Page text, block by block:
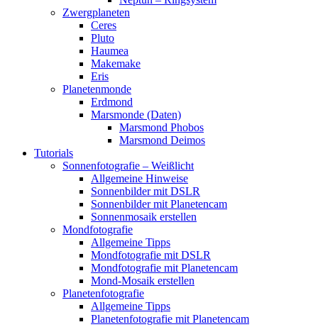
Zwergplaneten
Ceres
Pluto
Haumea
Makemake
Eris
Planetenmonde
Erdmond
Marsmonde (Daten)
Marsmond Phobos
Marsmond Deimos
Tutorials
Sonnenfotografie – Weißlicht
Allgemeine Hinweise
Sonnenbilder mit DSLR
Sonnenbilder mit Planetencam
Sonnenmosaik erstellen
Mondfotografie
Allgemeine Tipps
Mondfotografie mit DSLR
Mondfotografie mit Planetencam
Mond-Mosaik erstellen
Planetenfotografie
Allgemeine Tipps
Planetenfotografie mit Planetencam